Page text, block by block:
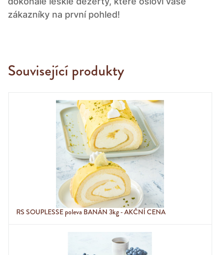
zákazníky na první pohled!
Související produkty
RS SOUPLESSE poleva BANÁN 3kg - AKČNÍ CENA